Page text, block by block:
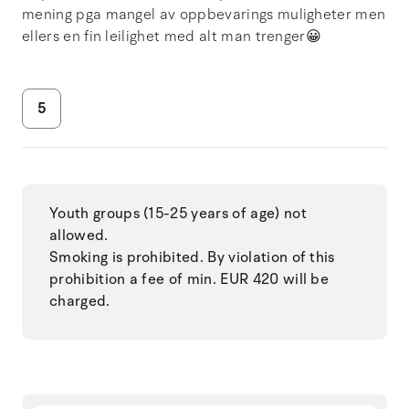
mening pga mangel av oppbevarings muligheter men
ellers en fin leilighet med alt man trenger😀
5
Youth groups (15-25 years of age) not
allowed.
Smoking is prohibited. By violation of this
prohibition a fee of min. EUR 420 will be
charged.